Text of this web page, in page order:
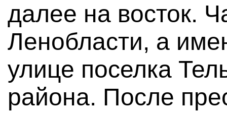
далее на восток.
Ленобласти, а
улице поселка
района. После